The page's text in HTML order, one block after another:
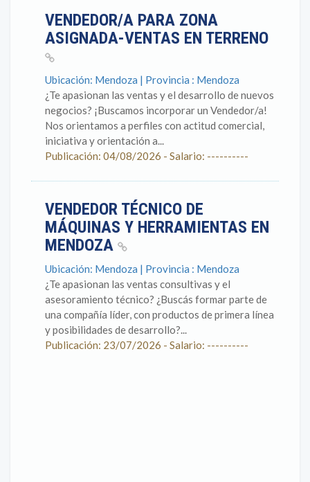
VENDEDOR/A PARA ZONA
ASIGNADA-VENTAS EN TERRENO
Ubicación: Mendoza | Provincia : Mendoza
¿Te apasionan las ventas y el desarrollo de nuevos
negocios? ¡Buscamos incorporar un Vendedor/a!
Nos orientamos a perfiles con actitud comercial,
iniciativa y orientación a...
Publicación: 04/08/2026 - Salario: ----------
VENDEDOR TÉCNICO DE
MÁQUINAS Y HERRAMIENTAS EN
MENDOZA
Ubicación: Mendoza | Provincia : Mendoza
¿Te apasionan las ventas consultivas y el
asesoramiento técnico? ¿Buscás formar parte de
una compañía líder, con productos de primera línea
y posibilidades de desarrollo?...
Publicación: 23/07/2026 - Salario: ----------